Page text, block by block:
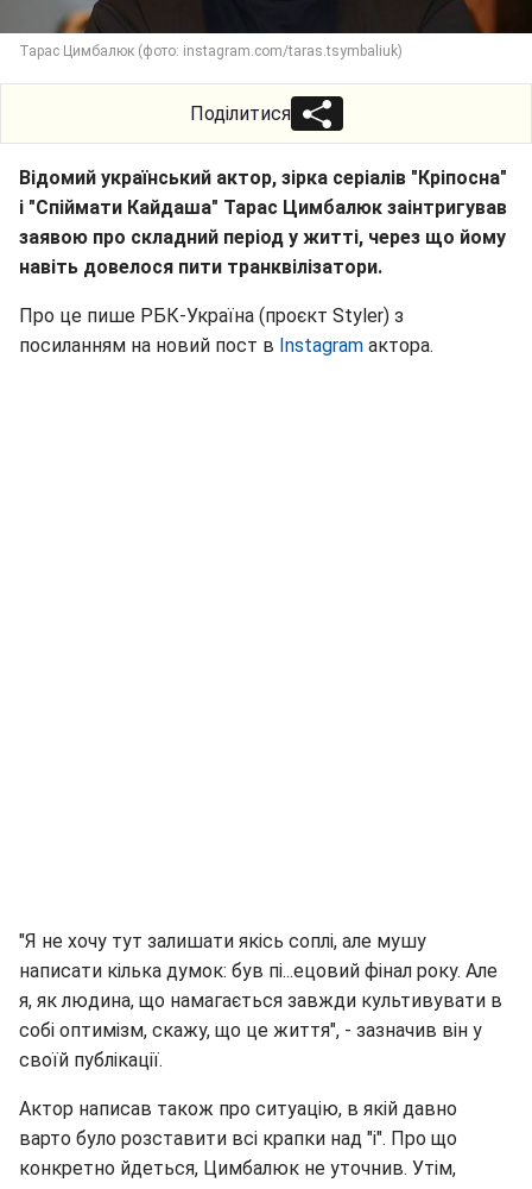
Тарас Цимбалюк (фото: instagram.com/taras.tsymbaliuk)
Поділитися
Відомий український актор, зірка серіалів "Кріпосна"
і "Спіймати Кайдаша" Тарас Цимбалюк заінтригував
заявою про складний період у житті, через що йому
навіть довелося пити транквілізатори.
Про це пише РБК-Україна (проєкт Styler) з
посиланням на новий пост в Instagram актора.
"Я не хочу тут залишати якісь соплі, але мушу
написати кілька думок: був пі...ецовий фінал року. Але
я, як людина, що намагається завжди культивувати в
собі оптимізм, скажу, що це життя", - зазначив він у
своїй публікації.
Актор написав також про ситуацію, в якій давно
варто було розставити всі крапки над "і". Про що
конкретно йдеться, Цимбалюк не уточнив. Утім,